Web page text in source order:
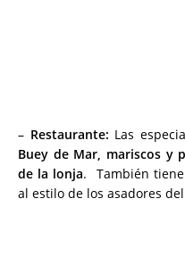
– Restaurante: Las
Buey de Mar, mariscos y
de la lonja. También
al estilo de los asadores